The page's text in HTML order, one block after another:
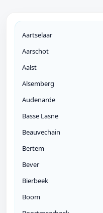
Aartselaar
Aarschot
Aalst
Alsemberg
Audenarde
Basse Lasne
Beauvechain
Bertem
Bever
Bierbeek
Boom